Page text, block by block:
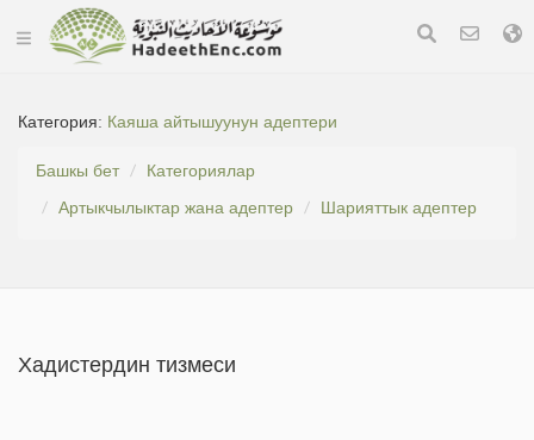
Категория: Каяша айтышуунун адептери
Башкы бет
Категориялар
Артыкчылыктар жана адептер
Шарияттык адептер
Хадистердин тизмеси